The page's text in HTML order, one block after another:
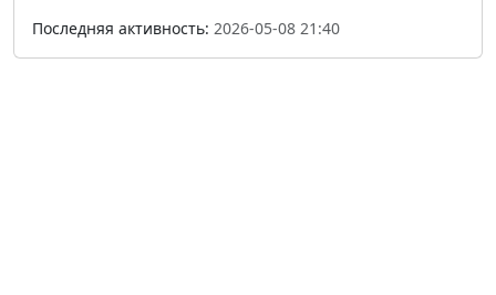
Последняя активность: 2026-05-08 21:40